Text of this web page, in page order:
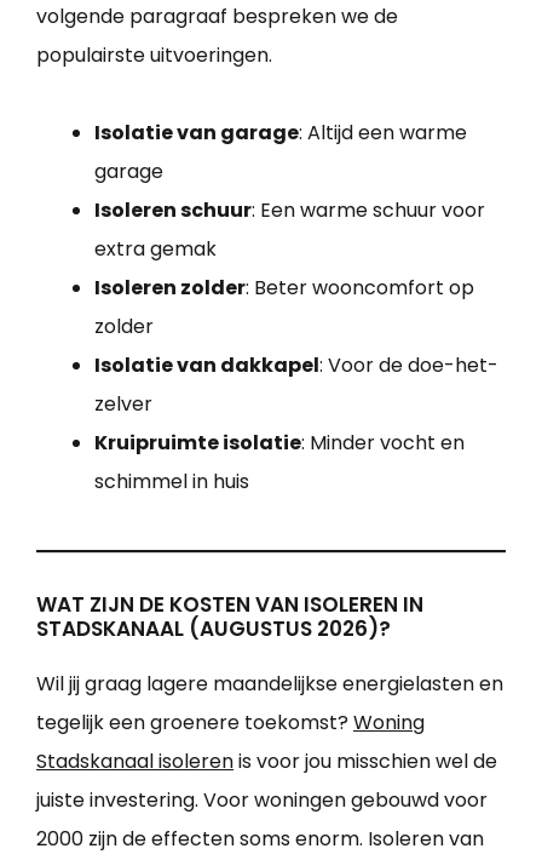
volgende paragraaf bespreken we de
populairste uitvoeringen.
Isolatie van garage: Altijd een warme
garage
Isoleren schuur: Een warme schuur voor
extra gemak
Isoleren zolder: Beter wooncomfort op
zolder
Isolatie van dakkapel: Voor de doe-het-
zelver
Kruipruimte isolatie: Minder vocht en
schimmel in huis
WAT ZIJN DE KOSTEN VAN ISOLEREN IN
STADSKANAAL (AUGUSTUS 2026)?
Wil jij graag lagere maandelijkse energielasten en
tegelijk een groenere toekomst? Woning
Stadskanaal isolerenis voor jou misschien wel de
juiste investering. Voor woningen gebouwd voor
2000 zijn de effecten soms enorm. Isoleren van